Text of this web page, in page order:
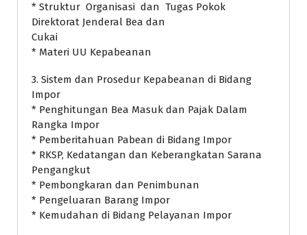
* Struktur Organisasi dan Tugas Pokok
Direktorat Jenderal Bea dan
Cukai
* Materi UU Kepabeanan
3. Sistem dan Prosedur Kepabeanan di Bidang
Impor
* Penghitungan Bea Masuk dan Pajak Dalam
Rangka Impor
* Pemberitahuan Pabean di Bidang Impor
* RKSP, Kedatangan dan Keberangkatan Sarana
Pengangkut
* Pembongkaran dan Penimbunan
* Pengeluaran Barang Impor
* Kemudahan di Bidang Pelayanan Impor